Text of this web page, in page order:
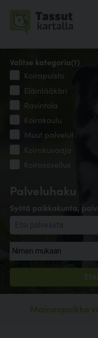
Palveluhaku
Syötä paikkakunta,
Valitse kategoria(t)
Koirapuisto
Eläinlääkäri
Ravintola
Koirakoulu
Muut palvelut
Koirakuvaaja
Koirasovellus
Mainospaikka